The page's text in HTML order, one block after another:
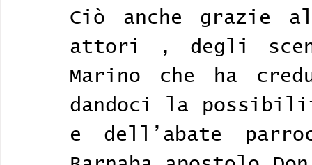
Ciò anche grazie
attori , degli
Marino che ha
dandoci la
e dell’abate